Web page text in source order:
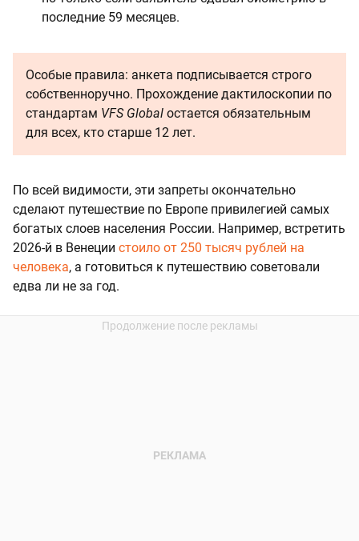
последние 59 месяцев.
Особые правила: анкета подписывается строго
собственноручно. Прохождение дактилоскопии по
стандартам VFS Global остается обязательным
для всех, кто старше 12 лет.
По всей видимости, эти запреты окончательно
сделают путешествие по Европе привилегией самых
богатых слоев населения России. Например, встретить
2026-й в Венеции стоило от 250 тысяч рублей на
человека, а готовиться к путешествию советовали
едва ли не за год.